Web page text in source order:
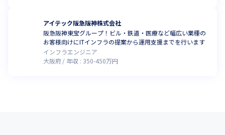
アイテック阪急阪神株式会社
阪急阪神東宝グループ！ビル・鉄道・医療など幅広い業種の
お客様向けにITインフラの提案から運用支援までを行います
インフラエンジニア
大阪府
年収 : 350-450万円